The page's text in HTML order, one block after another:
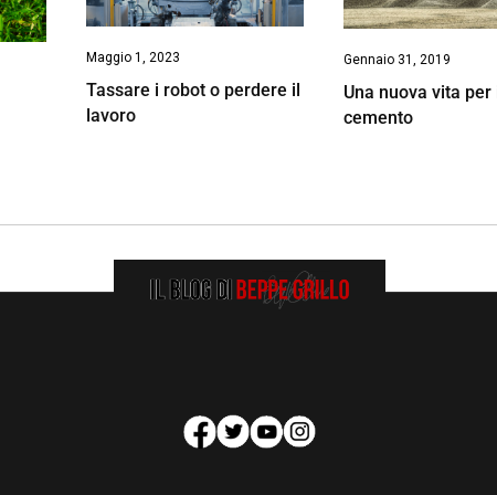
Maggio 1, 2023
Tassare i robot o perdere il
lavoro
Gennaio 31, 2019
Una nuova vita per
cemento